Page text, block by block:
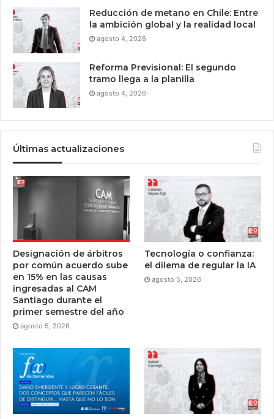
Reducción de metano en Chile: Entre
la ambición global y la realidad local
agosto 4, 2026
Reforma Previsional: El segundo
tramo llega a la planilla
agosto 4, 2026
Últimas actualizaciones
Designación de árbitros
por común acuerdo sube
en 15% en las causas
ingresadas al CAM
Santiago durante el
primer semestre del año
agosto 5, 2026
Tecnología o confianza:
el dilema de regular la IA
agosto 5, 2026